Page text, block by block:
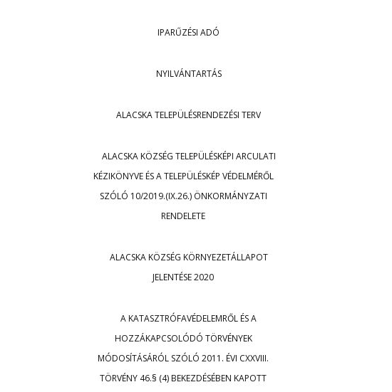
IPARŰZÉSI ADÓ
NYILVÁNTARTÁS
ALACSKA TELEPÜLÉSRENDEZÉSI TERV
ALACSKA KÖZSÉG TELEPÜLÉSKÉPI ARCULATI
KÉZIKÖNYVE ÉS A TELEPÜLÉSKÉP VÉDELMÉRŐL
SZÓLÓ 10/2019.(IX.26.) ÖNKORMÁNYZATI
RENDELETE
ALACSKA KÖZSÉG KÖRNYEZETÁLLAPOT
JELENTÉSE 2020
A KATASZTRÓFAVÉDELEMRŐL ÉS A
HOZZÁKAPCSOLÓDÓ TÖRVÉNYEK
MÓDOSÍTÁSÁRÓL SZÓLÓ 2011. ÉVI CXXVIII.
TÖRVÉNY 46.§ (4) BEKEZDÉSÉBEN KAPOTT